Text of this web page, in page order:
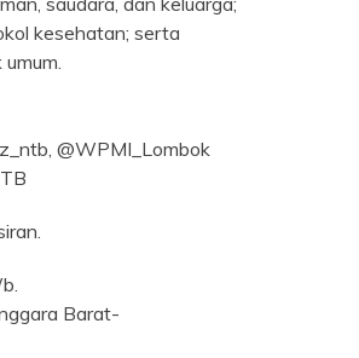
kesehatan; serta
@WPMI_Lombok
Barat-